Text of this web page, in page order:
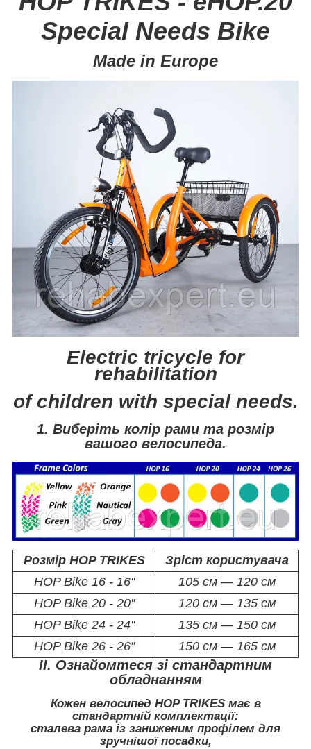
Special Needs Bike
Made in Europe
Electric tricycle for
rehabilitation
of children with special needs.
1. Виберіть колір рами та розмір
вашого велосипеда.
Розмір HOP TRIKES
Зріст користувача
HOP Bike 16 - 16''
105 см — 120 см
HOP Bike 20 - 20''
120 см — 135 см
HOP Bike24 - 24''
135 см — 150 см
HOP Bike 26 - 26'' 150 см — 165 см
II. Ознайомтеся зі стандартним
обладнанням
Кожен велосипед HOP TRIKES має в
стандартній комплектації:
сталева рама із заниженим профілем для
зручнішої посадки,